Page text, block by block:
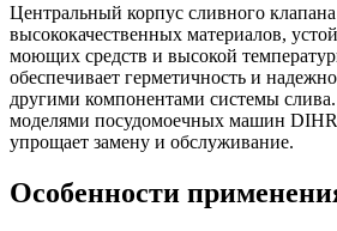
Центральный корпус сливного
высококачественных материалов,
моющих средств и высокой
обеспечивает герметичность и
другими компонентами системы
моделями посудомоечных машин
упрощает замену и обслуживание.
Особенности